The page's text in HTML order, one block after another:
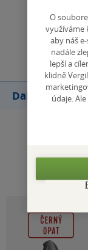
Další knihy
O
využíváme
aby náš
nadále
lepší a
klidně
údaje.